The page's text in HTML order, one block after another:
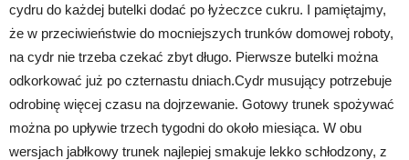
cydru do każdej butelki dodać po łyżeczce cukru. I pamiętajmy,
że w przeciwieństwie do mocniejszych trunków domowej roboty,
na cydr nie trzeba czekać zbyt długo. Pierwsze butelki można
odkorkować już po czternastu dniach.Cydr musujący potrzebuje
odrobinę więcej czasu na dojrzewanie. Gotowy trunek spożywać
można po upływie trzech tygodni do około miesiąca. W obu
wersjach jabłkowy trunek najlepiej smakuje lekko schłodzony, z